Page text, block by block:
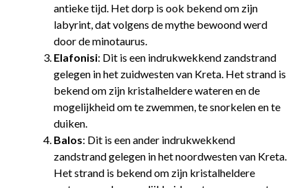
antieke tijd. Het dorp is ook bekend om zijn
labyrint, dat volgens de mythe bewoond werd
door de minotaurus.
Elafonisi: Dit is een indrukwekkend zandstrand
gelegen in het zuidwesten van Kreta. Het strand is
bekend om zijn kristalheldere wateren en de
mogelijkheid om te zwemmen, te snorkelen en te
duiken.
Balos: Dit is een ander indrukwekkend
zandstrand gelegen in het noordwesten van Kreta.
Het strand is bekend om zijn kristalheldere